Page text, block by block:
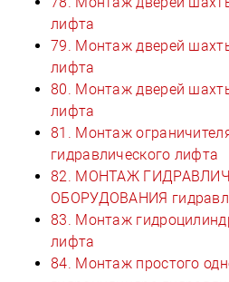
лифта
79. Монтаж дверей
лифта
80. Монтаж дверей
лифта
81. Монтаж
гидравлического лифта
82. МОНТАЖ
ОБОРУДОВАНИЯ
83. Монтаж
лифта
84. Монтаж простого